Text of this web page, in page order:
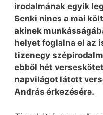
irodalmának egyik
Senki nincs a mai
akinek
helyet foglalna el az
tizenegy
ebből hét
napvilágot látott
András érkezésére.